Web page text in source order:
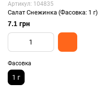
Артикул: 104835
Салат Снежинка (Фасовка: 1 г)
7.1 грн
Фасовка
1 г